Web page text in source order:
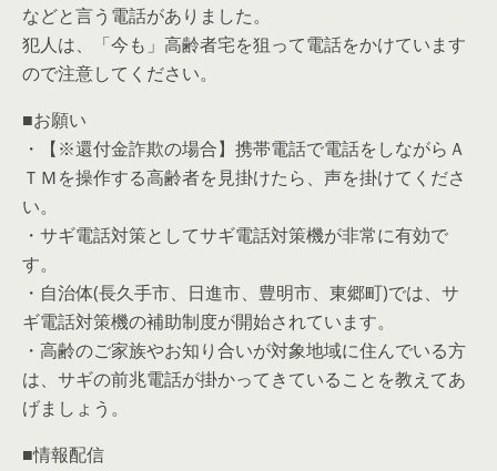
などと言う電話がありました。
犯人は、「今も」高齢者宅を狙って電話をかけています
ので注意してください。
■お願い
・【※還付金詐欺の場合】携帯電話で電話をしながらＡ
ＴＭを操作する高齢者を見掛けたら、声を掛けてくださ
い。
・サギ電話対策としてサギ電話対策機が非常に有効で
す。
・自治体(長久手市、日進市、豊明市、東郷町)では、サ
ギ電話対策機の補助制度が開始されています。
・高齢のご家族やお知り合いが対象地域に住んでいる方
は、サギの前兆電話が掛かってきていることを教えてあ
げましょう。
■情報配信